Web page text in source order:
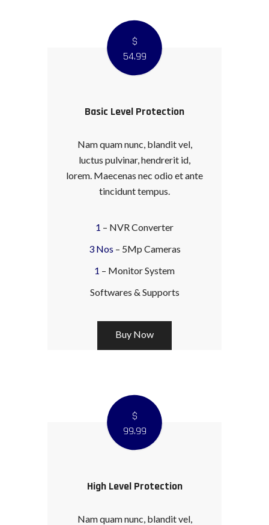
Basic Level Protection
$
54.99
Nam quam nunc, blandit vel,
luctus pulvinar, hendrerit id,
lorem. Maecenas nec odio et ante
tincidunt tempus.
1 – NVR Converter
3 Nos – 5Mp Cameras
1 – Monitor System
Softwares & Supports
Buy Now
High Level Protection
$
99.99
Nam quam nunc, blandit vel,